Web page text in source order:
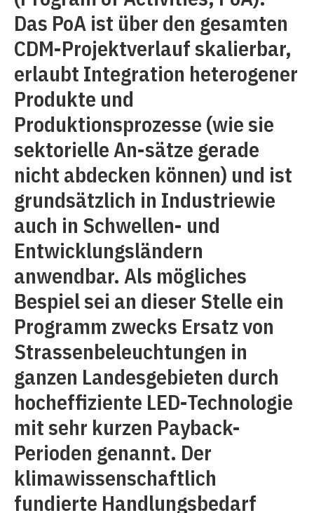
Das PoA ist über den gesamten
CDM-Projektverlauf skalierbar,
erlaubt Integration heterogener
Produkte und
Produktionsprozesse (wie sie
sektorielle An-sätze gerade
nicht abdecken können) und ist
grundsätzlich in Industriewie
auch in Schwellen- und
Entwicklungsländern
anwendbar. Als mögliches
Bespiel sei an dieser Stelle ein
Programm zwecks Ersatz von
Strassenbeleuchtungen in
ganzen Landesgebieten durch
hocheffiziente LED-Technologie
mit sehr kurzen Payback-
Perioden genannt. Der
klimawissenschaftlich
fundierte Handlungsbedarf